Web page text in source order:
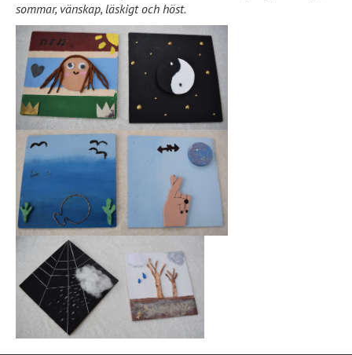
sommar, vänskap, läskigt och höst.